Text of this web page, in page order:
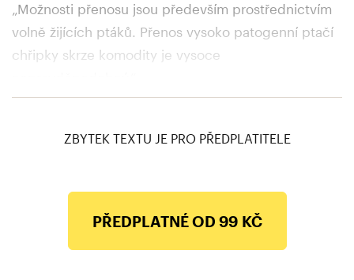
„Možnosti přenosu jsou především prostřednictvím
volně žijících ptáků. Přenos vysoko patogenní ptačí
chřipky skrze komodity je vysoce
ZBYTEK TEXTU JE PRO PŘEDPLATITELE
PŘEDPLATNÉ OD 99 KČ